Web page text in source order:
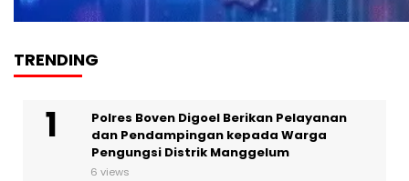
TRENDING
Polres Boven Digoel Berikan Pelayanan
dan Pendampingan kepada Warga
Pengungsi Distrik Manggelum
6 views